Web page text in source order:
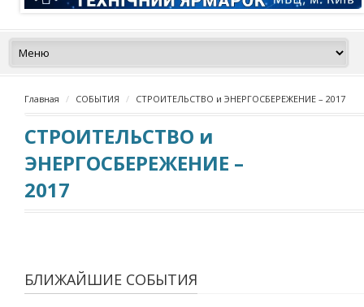
Главная СОБЫТИЯ СТРОИТЕЛЬСТВО и ЭНЕРГОСБЕРЕЖЕНИЕ – 2017
СТРОИТЕЛЬСТВО и
ЭНЕРГОСБЕРЕЖЕНИЕ –
2017
БЛИЖАЙШИЕ СОБЫТИЯ